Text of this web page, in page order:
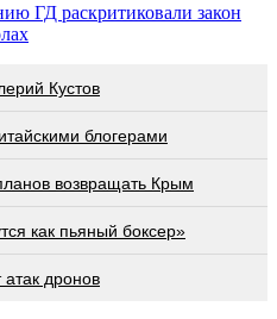
ГД раскритиковали закон
Кустов
блогерами
возвращать Крым
как пьяный боксер»
дронов